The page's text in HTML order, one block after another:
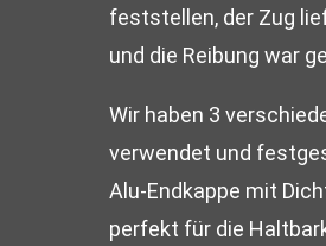
feststellen, der Zug
und die Reibung war
Wir haben 3
verwendet und
Alu-Endkappe mit
perfekt für die